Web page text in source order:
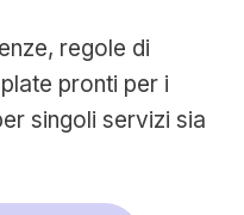
regole di
pronti per i
singoli servizi sia